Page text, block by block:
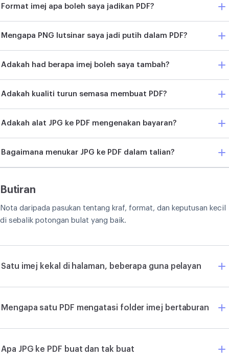
Format imej apa boleh saya jadikan PDF?
Mengapa PNG lutsinar saya jadi putih dalam PDF?
Adakah had berapa imej boleh saya tambah?
Adakah kualiti turun semasa membuat PDF?
Adakah alat JPG ke PDF mengenakan bayaran?
Bagaimana menukar JPG ke PDF dalam talian?
Butiran
Nota daripada pasukan tentang kraf, format, dan keputusan kecil
di sebalik potongan bulat yang baik.
Satu imej kekal di halaman, beberapa guna pelayan
Mengapa satu PDF mengatasi folder imej bertaburan
Apa JPG ke PDF buat dan tak buat